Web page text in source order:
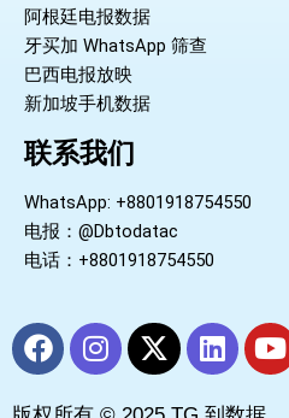
阿根廷电报数据
牙买加 WhatsApp 筛查
巴西电报放映
新加坡手机数据
联系我们
WhatsApp: +8801918754550
电报：@Dbtodatac
电话：+8801918754550
F
a
I
n
X
-
L
i
Y
o